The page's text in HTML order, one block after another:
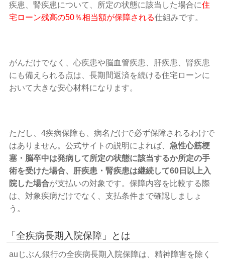
疾患、腎疾患について、所定の状態に該当した場合に住
宅ローン残高の50％相当額が保障される仕組みです。
がんだけでなく、心疾患や脳血管疾患、肝疾患、腎疾患
にも備えられる点は、長期間返済を続ける住宅ローンに
おいて大きな安心材料になります。
ただし、4疾病保障も、病名だけで必ず保障されるわけで
はありません。公式サイトの説明によれば、急性心筋梗
塞・脳卒中は発病して所定の状態に該当するか所定の手
術を受けた場合、肝疾患・腎疾患は継続して60日以上入
院した場合が支払いの対象です。保障内容を比較する際
は、対象疾病だけでなく、支払条件まで確認しましょ
う。
「全疾病長期入院保障」とは
auじぶん銀行の全疾病長期入院保障は、精神障害を除く